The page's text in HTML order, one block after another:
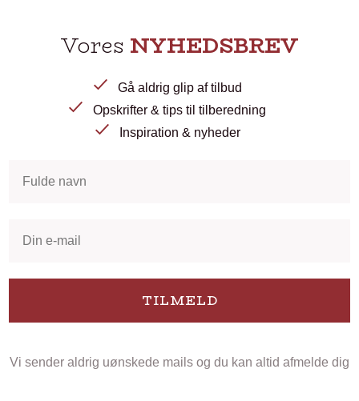
Vores NYHEDSBREV
Gå aldrig glip af tilbud
Opskrifter & tips til tilberedning
Inspiration & nyheder
TILMELD
Vi sender aldrig uønskede mails og du kan altid afmelde dig